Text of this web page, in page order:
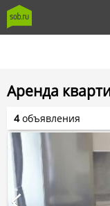
Аренда
4объявления